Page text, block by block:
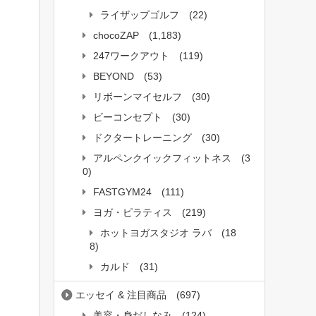
ライザップゴルフ
(22)
chocoZAP
(1,183)
247ワークアウト
(119)
BEYOND
(53)
リボーンマイセルフ
(30)
ビーコンセプト
(30)
ドクタートレーニング
(30)
アルペンクイックフィットネス
(3
0)
FASTGYM24
(111)
ヨガ・ピラティス
(219)
ホットヨガスタジオ ラバ
(18
8)
カルド
(31)
エッセイ & 注目商品
(697)